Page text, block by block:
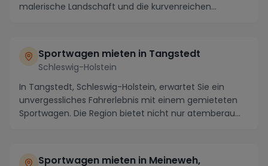
malerische Landschaft und die kurvenreichen
Sportwagen mieten in Tangstedt
Schleswig-Holstein
In Tangstedt, Schleswig-Holstein, erwartet Sie ein
unvergessliches Fahrerlebnis mit einem gemieteten
Sportwagen. Die Region bietet nicht nur atemberau...
Sportwagen mieten in Meineweh,